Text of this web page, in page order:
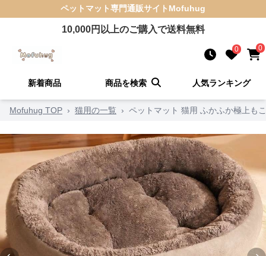
ペットマット専門通販サイト Mofuhug
10,000円以上のご購入で送料無料
0 0
新着商品 商品を検索 人気ランキング
Mofuhug TOP › 猫用の一覧 › ペットマット 猫用 ふかふか極上も